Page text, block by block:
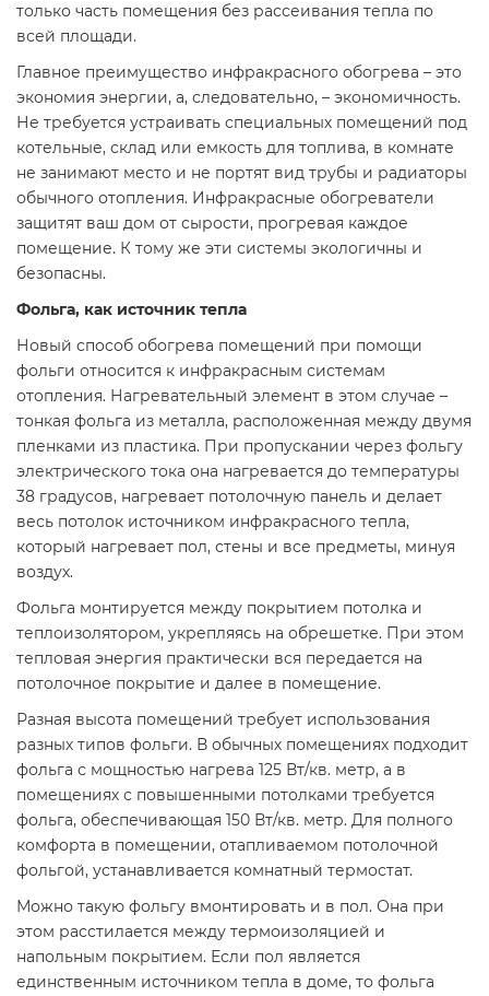
только часть помещения без рассеивания тепла по
всей площади.
Главное преимущество инфракрасного обогрева – это
экономия энергии, а, следовательно, – экономичность.
Не требуется устраивать специальных помещений под
котельные, склад или емкость для топлива, в комнате
не занимают место и не портят вид трубы и радиаторы
обычного отопления. Инфракрасные обогреватели
защитят ваш дом от сырости, прогревая каждое
помещение. К тому же эти системы экологичны и
безопасны.
Фольга, как источник тепла
Новый способ обогрева помещений при помощи
фольги относится к инфракрасным системам
отопления. Нагревательный элемент в этом случае –
тонкая фольга из металла, расположенная между двумя
пленками из пластика. При пропускании через фольгу
электрического тока она нагревается до температуры
38 градусов, нагревает потолочную панель и делает
весь потолок источником инфракрасного тепла,
который нагревает пол, стены и все предметы, минуя
воздух.
Фольга монтируется между покрытием потолка и
теплоизолятором, укрепляясь на обрешетке. При этом
тепловая энергия практически вся передается на
потолочное покрытие и далее в помещение.
Разная высота помещений требует использования
разных типов фольги. В обычных помещениях подходит
фольга с мощностью нагрева 125 Вт/кв. метр, а в
помещениях с повышенными потолками требуется
фольга, обеспечивающая 150 Вт/кв. метр. Для полного
комфорта в помещении, отапливаемом потолочной
фольгой, устанавливается комнатный термостат.
Можно такую фольгу вмонтировать и в пол. Она при
этом расстилается между термоизоляцией и
напольным покрытием. Если пол является
единственным источником тепла в доме, то фольга